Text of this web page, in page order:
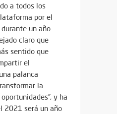
a todos los
por el
un año
claro que
sentido que
el
palanca
la
y ha
2021 será un año